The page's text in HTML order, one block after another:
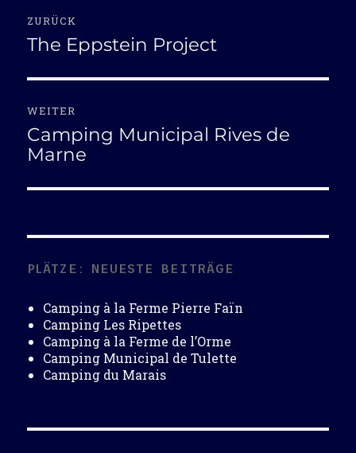
ZURÜCK
Vorheriger
The Eppstein Project
WEITER
Nächster
Beitrag:
Camping Municipal Rives de
Marne
PLÄTZE: NEUESTE BEITRÄGE
Camping à la Ferme Pierre Faïn
Camping Les Ripettes
Camping à la Ferme de l’Orme
Camping Municipal de Tulette
Camping du Marais